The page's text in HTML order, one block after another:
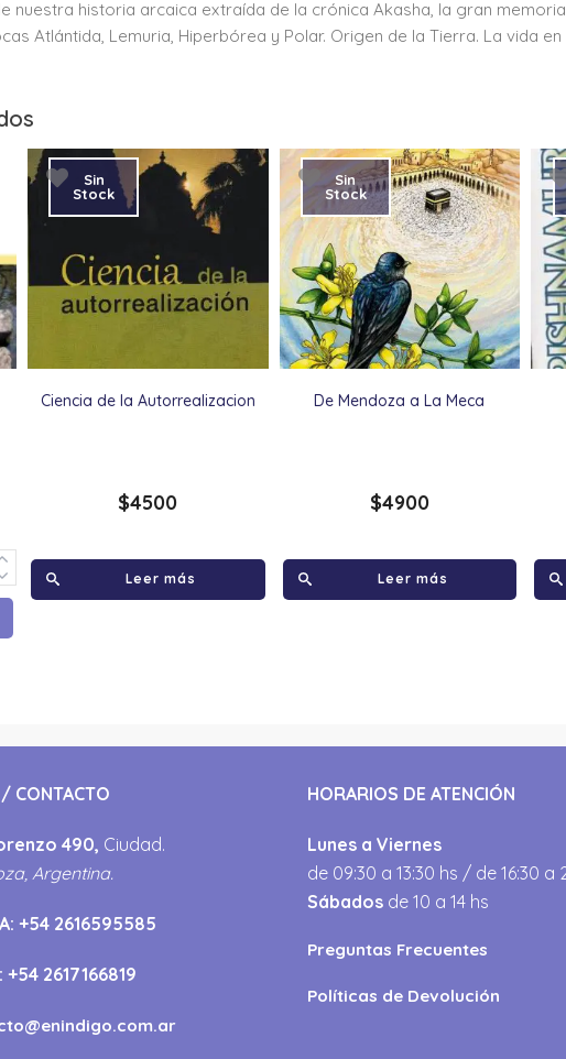
nuestra historia arcaica extraída de la crónica Akasha, la gran
Atlántida, Lemuria, Hiperbórea y Polar. Origen de la Tierra. La vida en
Ciencia de la Autorrealizacion
Sin
Stock
$4500
Leer más
De Mendoza a La Meca
Sin
Stock
$4900
Leer más
CONTACTO
490, Ciudad.
Argentina.
+54 2616595585
+54 2617166819
HORARIOS DE ATENCIÓN
Lunes a Viernes
de 09:30 a 13:30 hs / de 16:30 a
Sábados de 10 a 14 hs
Preguntas Frecuentes
Políticas de Devolución